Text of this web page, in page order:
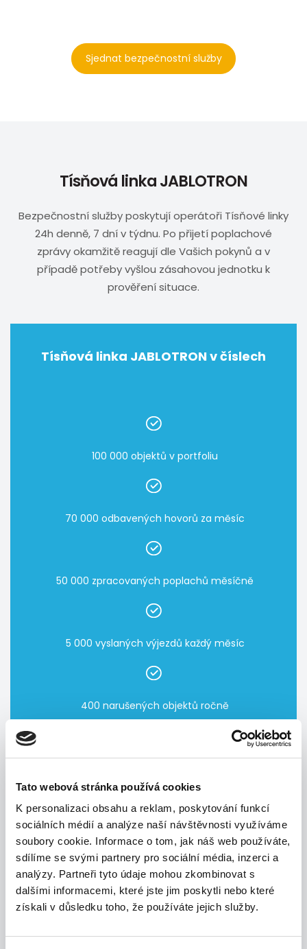
Tato webová stránka používá cookies
K personalizaci obsahu a reklam, poskytování funkcí
sociálních médií a analýze naší návštěvnosti využíváme
soubory cookie. Informace o tom, jak náš web používáte,
sdílíme se svými partnery pro sociální média, inzerci a
analýzy. Partneři tyto údaje mohou zkombinovat s
dalšími informacemi, které jste jim poskytli nebo které
získali v důsledku toho, že používáte jejich služby.
Sjednat bezpečnostní služby
Tísňová linka JABLOTRON
Bezpečnostní služby poskytují operátoři Tísňové linky
24h denně, 7 dní v týdnu. Po přijetí poplachové
zprávy okamžitě reagují dle Vašich pokynů a v
případě potřeby vyšlou zásahovou jednotku k
prověření situace.
Tísňová linka JABLOTRON v číslech
100 000 objektů v portfoliu
70 000 odbavených hovorů za měsíc
50 000 zpracovaných poplachů měsíčně
5 000 vyslaných výjezdů každý měsíc
400 narušených objektů ročně
vozidly